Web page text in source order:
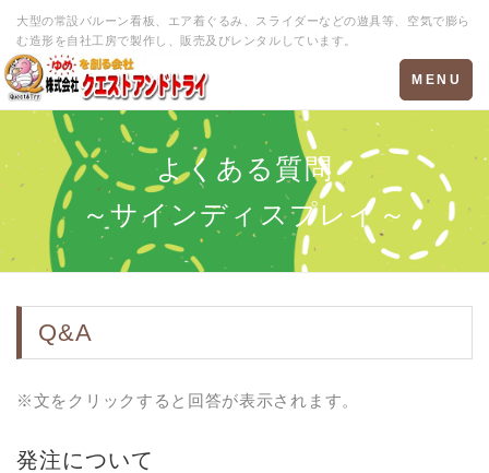
大型の常設バルーン看板、エア着ぐるみ、スライダーなどの遊具等、空気で膨ら
む造形を自社工房で製作し、販売及びレンタルしています。
Toggle
navigation
MENU
よくある質問
～サインディスプレイ～
Q&A
※文をクリックすると回答が表示されます。
発注について